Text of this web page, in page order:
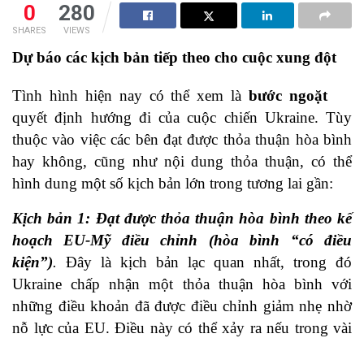
0
SHARES
280
VIEWS
Dự báo các kịch bản tiếp theo cho cuộc xung đột
Tình hình hiện nay có thể xem làbước ngoặt
quyết định hướng đi của cuộc chiến Ukraine. Tùy
thuộc vào việc các bên đạt được thỏa thuận hòa bình
hay không, cũng như nội dung thỏa thuận, có thể
hình dung một số kịch bản lớn trong tương lai gần:
Kịch bản 1: Đạt được thỏa thuận hòa bình theo kế
hoạch EU-Mỹ điều chỉnh (hòa bình “có điều
kiện”). Đây là kịch bản lạc quan nhất, trong đó
Ukraine chấp nhận một thỏa thuận hòa bình với
những điều khoản đã được điều chỉnh giảm nhẹ nhờ
nỗ lực của EU. Điều này có thể xảy ra nếu trong vài